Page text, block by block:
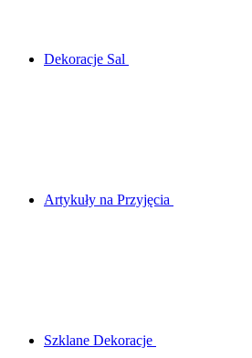
Dekoracje Sal
Artykuły na Przyjęcia
Szklane Dekoracje